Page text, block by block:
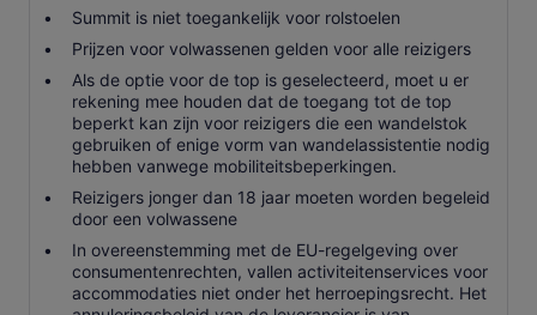
Summit is niet toegankelijk voor rolstoelen
Prijzen voor volwassenen gelden voor alle reizigers
Als de optie voor de top is geselecteerd, moet u er
rekening mee houden dat de toegang tot de top
beperkt kan zijn voor reizigers die een wandelstok
gebruiken of enige vorm van wandelassistentie nodig
hebben vanwege mobiliteitsbeperkingen.
Reizigers jonger dan 18 jaar moeten worden begeleid
door een volwassene
In overeenstemming met de EU-regelgeving over
consumentenrechten, vallen activiteitenservices voor
accommodaties niet onder het herroepingsrecht. Het